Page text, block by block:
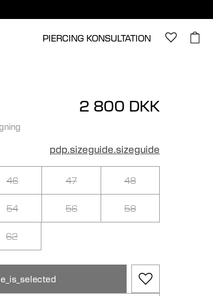
PIERCING KONSULTATION
2 800 DKK
pdp.sizeguide.sizeguide
46 47 48
54 56 58
62